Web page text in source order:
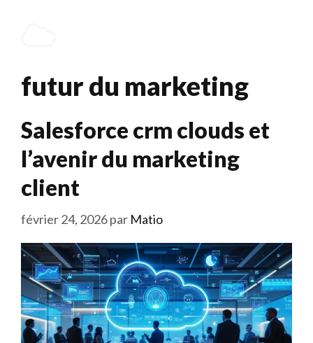
futur du marketing
Salesforce crm clouds et
l’avenir du marketing
client
février 24, 2026par Matio